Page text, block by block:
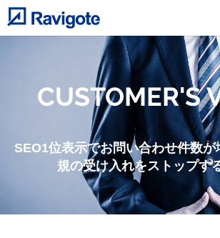
CUSTOMER'S
SEO1位表示でお問い合わせ件数
規の受け入れをストップす